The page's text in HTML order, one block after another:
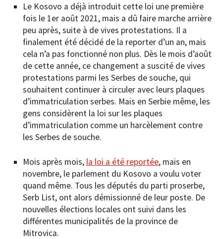
Le Kosovo a déjà introduit cette loi une première
fois le 1er août 2021, mais a dû faire marche arrière
peu après, suite à de vives protestations. Il a
finalement été décidé de la reporter d’un an, mais
cela n’a pas fonctionné non plus. Dès le mois d’août
de cette année, ce changement a suscité de vives
protestations parmi les Serbes de souche, qui
souhaitent continuer à circuler avec leurs plaques
d’immatriculation serbes. Mais en Serbie même, les
gens considèrent la loi sur les plaques
d’immatriculation comme un harcèlement contre
les Serbes de souche.
Mois après mois, la loi a été reportée, mais en
novembre, le parlement du Kosovo a voulu voter
quand même. Tous les députés du parti proserbe,
Serb List, ont alors démissionné de leur poste. De
nouvelles élections locales ont suivi dans les
différentes municipalités de la province de
Mitrovica.